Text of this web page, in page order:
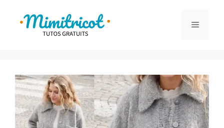
contenu
Menu